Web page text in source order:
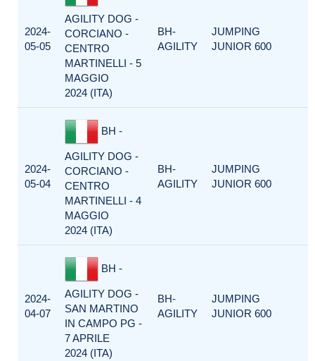
2024-
05-05
AGILITY DOG -
CORCIANO -
CENTRO
MARTINELLI - 5
MAGGIO
2024 (ITA)
BH-
AGILITY
JUMPING
JUNIOR 600
2024-
05-04
BH -
AGILITY DOG -
CORCIANO -
CENTRO
MARTINELLI - 4
MAGGIO
2024 (ITA)
BH-
AGILITY
JUMPING
JUNIOR 600
2024-
04-07
BH -
AGILITY DOG -
SAN MARTINO
IN CAMPO PG -
7 APRILE
2024 (ITA)
BH-
AGILITY
JUMPING
JUNIOR 600